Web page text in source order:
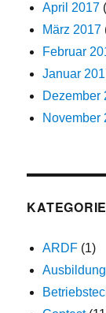
April 2017
März 2017
Februar
Januar
Dezember
November
ARDF (1)
Ausbildung